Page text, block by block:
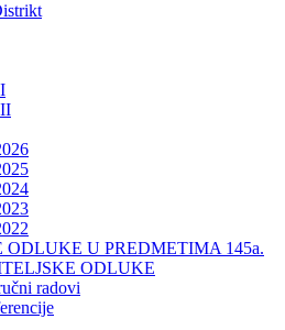
ODLUKE U PREDMETIMA 145a.
ODLUKE
radovi